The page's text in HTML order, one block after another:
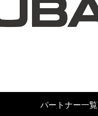
パートナー一覧